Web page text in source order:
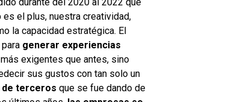
el plus, nuestra creatividad,
la capacidad estratégica. El
generar experiencias
exigentes que antes, sino
sus gustos con tan solo un
de terceros que se fue dando de